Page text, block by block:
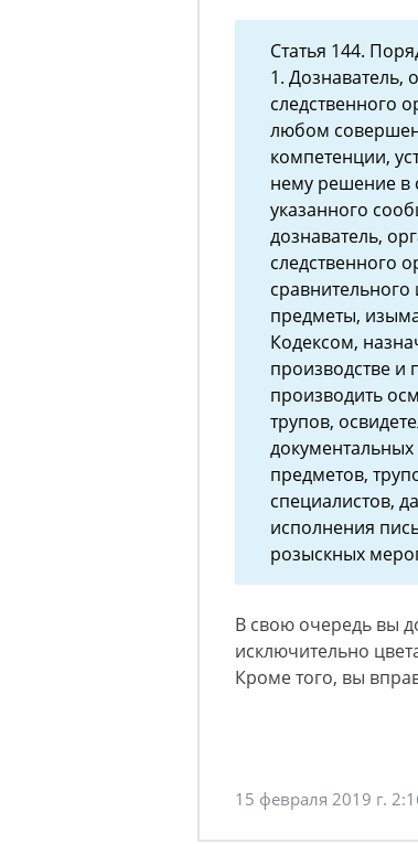
Статья 144.
1. Дознаватель,
следственного
любом
компетенции,
нему решение в
указанного
дознаватель,
следственного
предметы,
Кодексом,
производстве и
производить
трупов,
предметов,
специалистов,
исполнения
розыскных
В свою очередь вы
исключительно
Кроме того, вы
15 февраля 2019 г.